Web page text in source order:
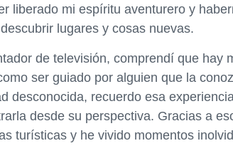
liberado mi espíritu aventurero y
lugares y cosas nuevas.
de televisión, comprendí que hay
ser guiado por alguien que la
desconocida, recuerdo esa
desde su perspectiva. Gracias a
turísticas y he vivido momentos